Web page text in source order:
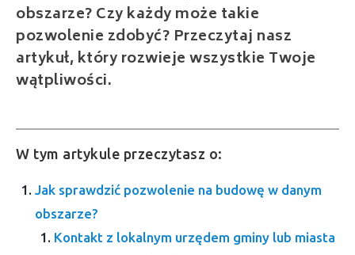
obszarze? Czy każdy może takie
pozwolenie zdobyć? Przeczytaj nasz
artykuł, który rozwieje wszystkie Twoje
wątpliwości.
W tym artykule przeczytasz o:
Jak sprawdzić pozwolenie na budowę w danym
obszarze?
Kontakt z lokalnym urzędem gminy lub miasta